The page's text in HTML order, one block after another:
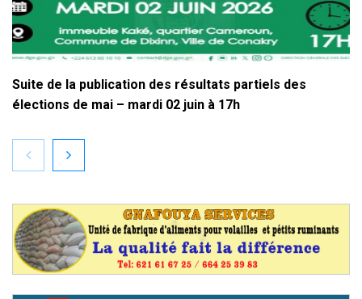
Suite de la publication des résultats partiels des
élections de mai – mardi 02 juin à 17h